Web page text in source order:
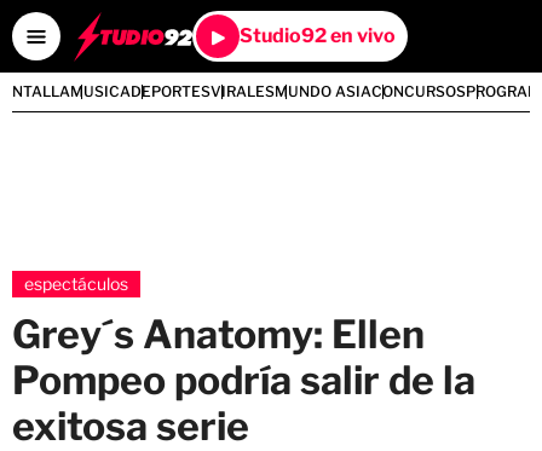
Studio92 en vivo
MUSICADEPORTESVIRALESMUNDO ASIACONCURSOS
espectáculos
Grey´s Anatomy: Ellen
Pompeo podría salir de la
exitosa serie